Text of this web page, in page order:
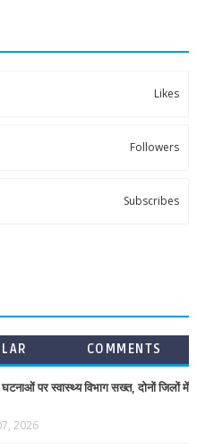
Likes
Followers
Subscribes
COMMENTS
पर स्वास्थ्य विभाग सख्त, दोनों जिलों में
2026